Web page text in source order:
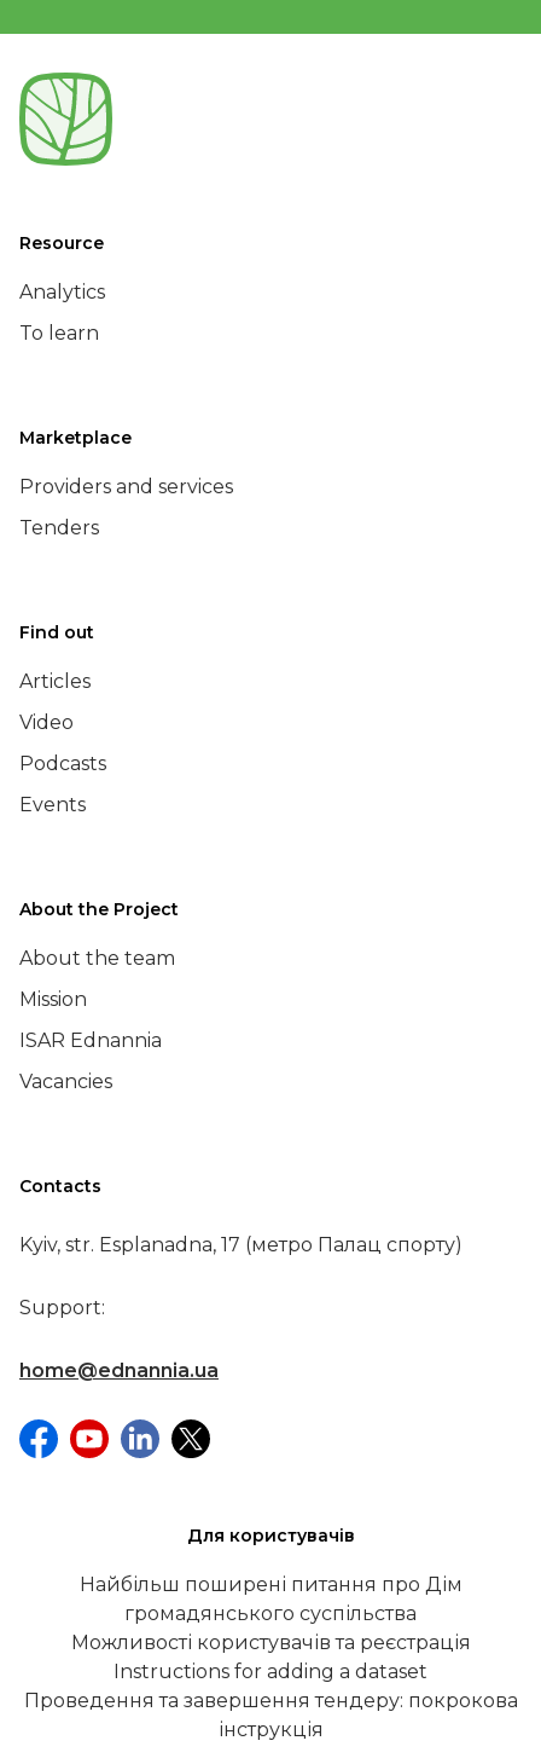
Resource
Analytics
To learn
Marketplace
Providers and services
Tenders
Find out
Articles
Video
Podcasts
Events
About the Project
About the team
Mission
ISAR Ednannia
Vacancies
Contacts
Kyiv, str. Esplanadna, 17 (метро Палац спорту)
Support:
home@ednannia.ua
Для користувачів
Найбільш поширені питання про Дім
громадянського суспільства
Можливості користувачів та реєстрація
Instructions for adding a dataset
Проведення та завершення тендеру: покрокова
інструкція